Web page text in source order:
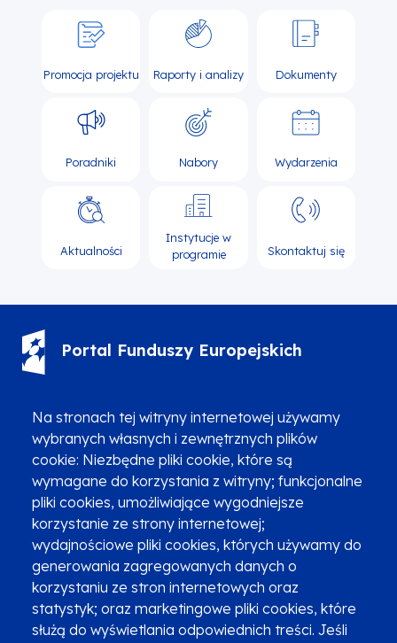
Na stronach tej witryny internetowej używamy
wybranych własnych i zewnętrznych plików
cookie: Niezbędne pliki cookie, które są
wymagane do korzystania z witryny; funkcjonalne
pliki cookies, umożliwiające wygodniejsze
korzystanie ze strony internetowej;
wydajnościowe pliki cookies, których używamy do
generowania zagregowanych danych o
korzystaniu ze stron internetowych oraz
statystyk; oraz marketingowe pliki cookies, które
służą do wyświetlania odpowiednich treści. Jeśli
Promocja projektu Raporty i analizy Dokumenty
Poradniki Nabory Wydarzenia
Aktualności
Instytucje w
programie
Skontaktuj się
Portal Funduszy Europejskich
Zgłoszenia podejrzenia niezgodności z KPP i KPON
Newsletter
Fundusze SMS-em
Najczęściej zadawane pytania
Promocja projektu